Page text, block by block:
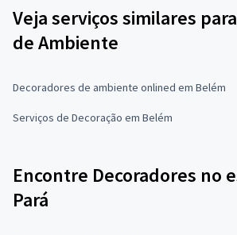
Veja serviços similares
de Ambiente
Decoradores de ambiente onlined em Belém
Serviços de Decoração em Belém
Encontre Decoradores no
Pará